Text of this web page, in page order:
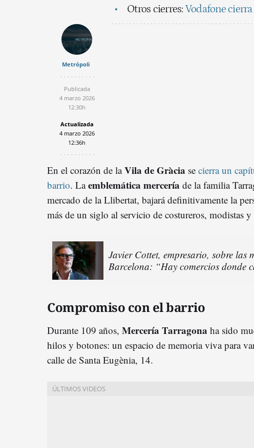
Otros cierres: Vodafone
Metrópoli
Publicada
4 marzo 2026
12:30h
Actualizada
4 marzo 2026
12:36h
En el corazón de laVila de Gràcia se cierra un
barrio. Laemblemática mercería de la familia
mercado de la Llibertat, bajará definitivamente la
más de un siglo al servicio de costureros, modistas
Javier Cottet, empresario, sobre las
Barcelona: “Hay comercios donde
Compromiso con el barrio
Durante 109 años, Mercería Tarragona ha sido
hilos y botones: un espacio de memoria viva para
calle de Santa Eugènia, 14.